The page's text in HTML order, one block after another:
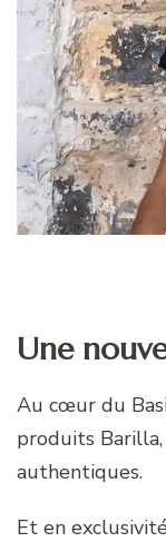
Une
Au cœur du
produits
authentiques.
Et en